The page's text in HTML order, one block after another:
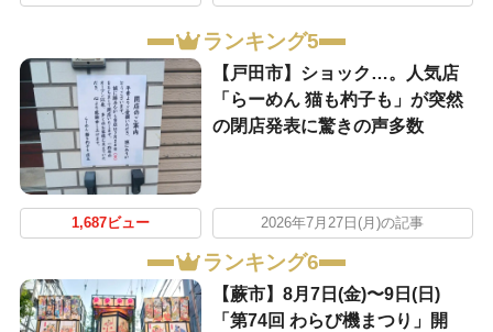
ランキング5
【戸田市】ショック…。人気店
「らーめん 猫も杓子も」が突然
の閉店発表に驚きの声多数
1,687ビュー 2026年7月27日(月)の記事
ランキング6
【蕨市】8月7日(金)〜9日(日)
「第74回 わらび機まつり」開